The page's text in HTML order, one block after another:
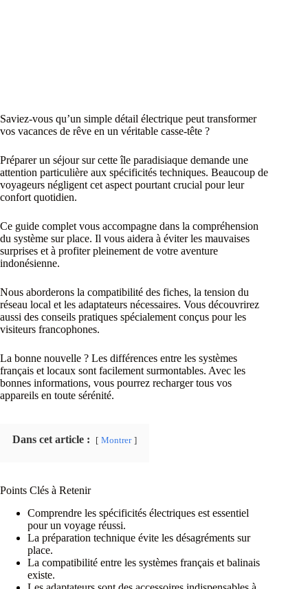
Saviez-vous qu’un simple détail électrique peut transformer
vos vacances de rêve en un véritable casse-tête ?
Préparer un séjour sur cette île paradisiaque demande une
attention particulière aux spécificités techniques. Beaucoup de
voyageurs négligent cet aspect pourtant crucial pour leur
confort quotidien.
Ce guide complet vous accompagne dans la compréhension
du système sur place. Il vous aidera à éviter les mauvaises
surprises et à profiter pleinement de votre aventure
indonésienne.
Nous aborderons la compatibilité des fiches, la tension du
réseau local et les adaptateurs nécessaires. Vous découvrirez
aussi des conseils pratiques spécialement conçus pour les
visiteurs francophones.
La bonne nouvelle ? Les différences entre les systèmes
français et locaux sont facilement surmontables. Avec les
bonnes informations, vous pourrez recharger tous vos
appareils en toute sérénité.
Dans cet article : Montrer
Points Clés à Retenir
Comprendre les spécificités électriques est essentiel
pour un voyage réussi.
La préparation technique évite les désagréments sur
place.
La compatibilité entre les systèmes français et balinais
existe.